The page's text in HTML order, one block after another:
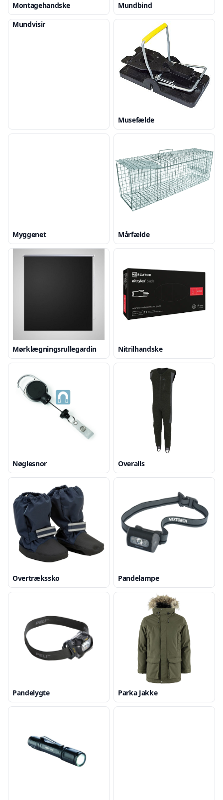
Montagehandske
Mundbind
Mundvisir
Musefælde
Myggenet Mårfælde
Mørklægningsrullegardin Nitrilhandske
Nøglesnor Overalls
Overtrækssko Pandelampe
Pandelygte Parka Jakke